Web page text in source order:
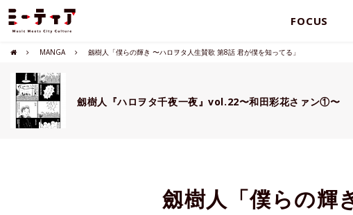
FOCUS
MANGA 劔樹人「僕らの輝き 〜ハロヲタ人生賛歌 第8話 君が僕を知ってる」
劔樹人『ハロヲタ千夜一夜』vol.22〜和田彩花さァン①〜
劔樹人「僕らの輝